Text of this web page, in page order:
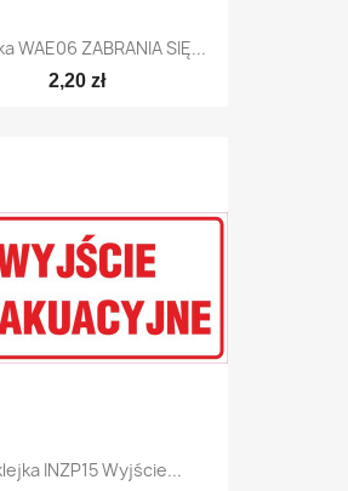
WAE06 ZABRANIA SIĘ...
2,20 zł
INZP15 Wyjście...